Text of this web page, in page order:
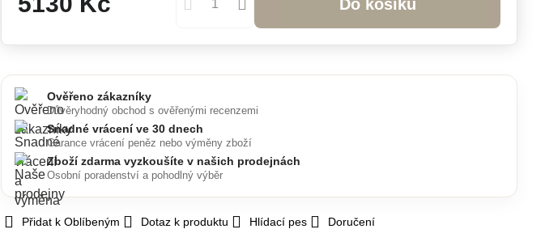
Do košíku
Přidat k Oblíbeným Dotaz k produktu Hlídací pes Doručení
Ověřeno zákazníky
Důvěryhodný obchod s ověřenými recenzemi
Snadné vrácení ve 30 dnech
Garance vrácení peněz nebo výměny zboží
Zboží zdarma vyzkoušíte v našich prodejnách
Osobní poradenství a pohodlný výběr